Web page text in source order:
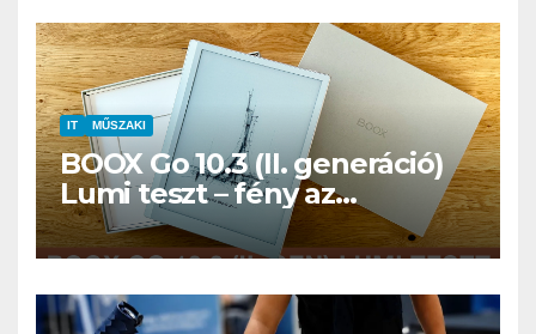
IT MŰSZAKI
BOOX Go 10.3 (II. generáció)
Lumi teszt – fény az
éjszakában, fél könyvtár a
családi csomagban